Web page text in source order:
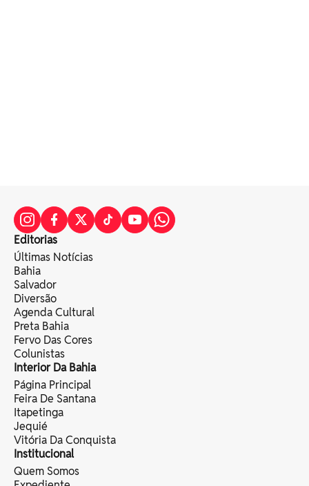
Editorias
Últimas Notícias
Bahia
Salvador
Diversão
Agenda Cultural
Preta Bahia
Fervo Das Cores
Colunistas
Interior Da Bahia
Página Principal
Feira De Santana
Itapetinga
Jequié
Vitória Da Conquista
Institucional
Quem Somos